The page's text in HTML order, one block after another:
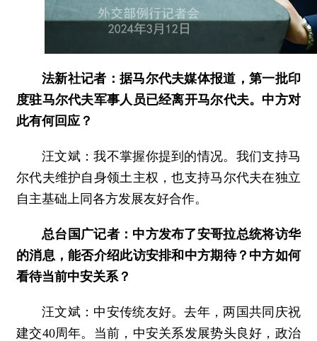
法新社记者：据马尔代夫媒体报道，第一批印
度驻马尔代夫军事人员已经离开马尔代夫。中方对
此有何回应？
汪文斌：我不掌握你提到的情况。我们支持马
尔代夫维护自身领土主权，也支持马尔代夫在独立
自主基础上同各方发展友好合作。
总台国广记者：中方发布了安哥拉总统将访华
的消息，能否介绍此访安排和中方期待？中方如何
看待当前中安关系？
汪文斌： 中安传统友好。去年，两国共同庆祝
建交40周年。当前，中安关系发展势头良好，政治